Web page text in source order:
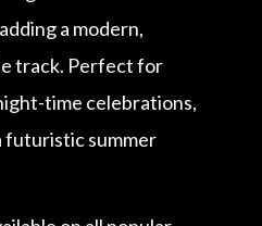
a modern,
track. Perfect for
time celebrations,
futuristic summer